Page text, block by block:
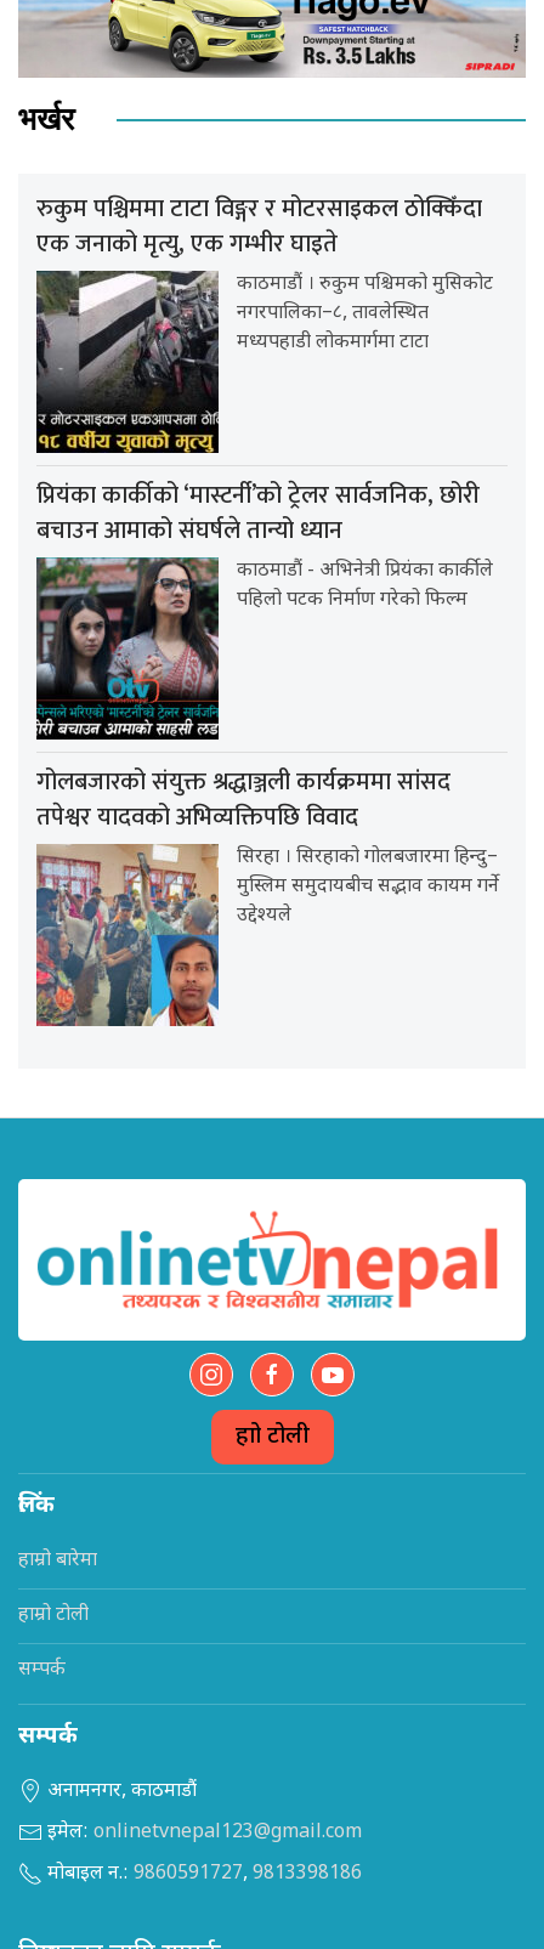
भर्खर
रुकुम पश्चिममा टाटा विङ्गर र मोटरसाइकल ठोक्किँदा
एक जनाको मृत्यु, एक गम्भीर घाइते
काठमाडौं । रुकुम पश्चिमको मुसिकोट
नगरपालिका–८, तावलेस्थित
मध्यपहाडी लोकमार्गमा टाटा
प्रियंका कार्कीको ‘मास्टर्नी’को ट्रेलर सार्वजनिक, छोरी
बचाउन आमाको संघर्षले तान्यो ध्यान
काठमाडौं - अभिनेत्री प्रियंका कार्कीले
पहिलो पटक निर्माण गरेको फिल्म
गोलबजारको संयुक्त श्रद्धाञ्जली कार्यक्रममा सांसद
तपेश्वर यादवको अभिव्यक्तिपछि विवाद
सिरहा । सिरहाको गोलबजारमा हिन्दु–
मुस्लिम समुदायबीच सद्भाव कायम गर्ने
उद्देश्यले
हाम्रो टोली
लिंक
हाम्रो बारेमा
हाम्रो टोली
सम्पर्क
सम्पर्क
अनामनगर, काठमाडौं
इमेल: onlinetvnepal123@gmail.com
मोबाइल न.: 9860591727, 9813398186